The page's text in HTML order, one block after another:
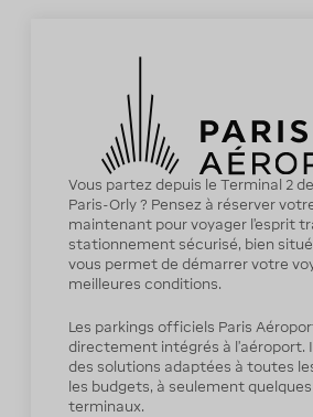
Vous partez depuis le Terminal 2
Paris-Orly ? Pensez à réserver
maintenant pour voyager l’esprit
stationnement sécurisé, bien
vous permet de démarrer votre
meilleures conditions.
Les parkings officiels Paris
directement intégrés à l’aéroport.
des solutions adaptées à toutes
les budgets, à seulement
terminaux.